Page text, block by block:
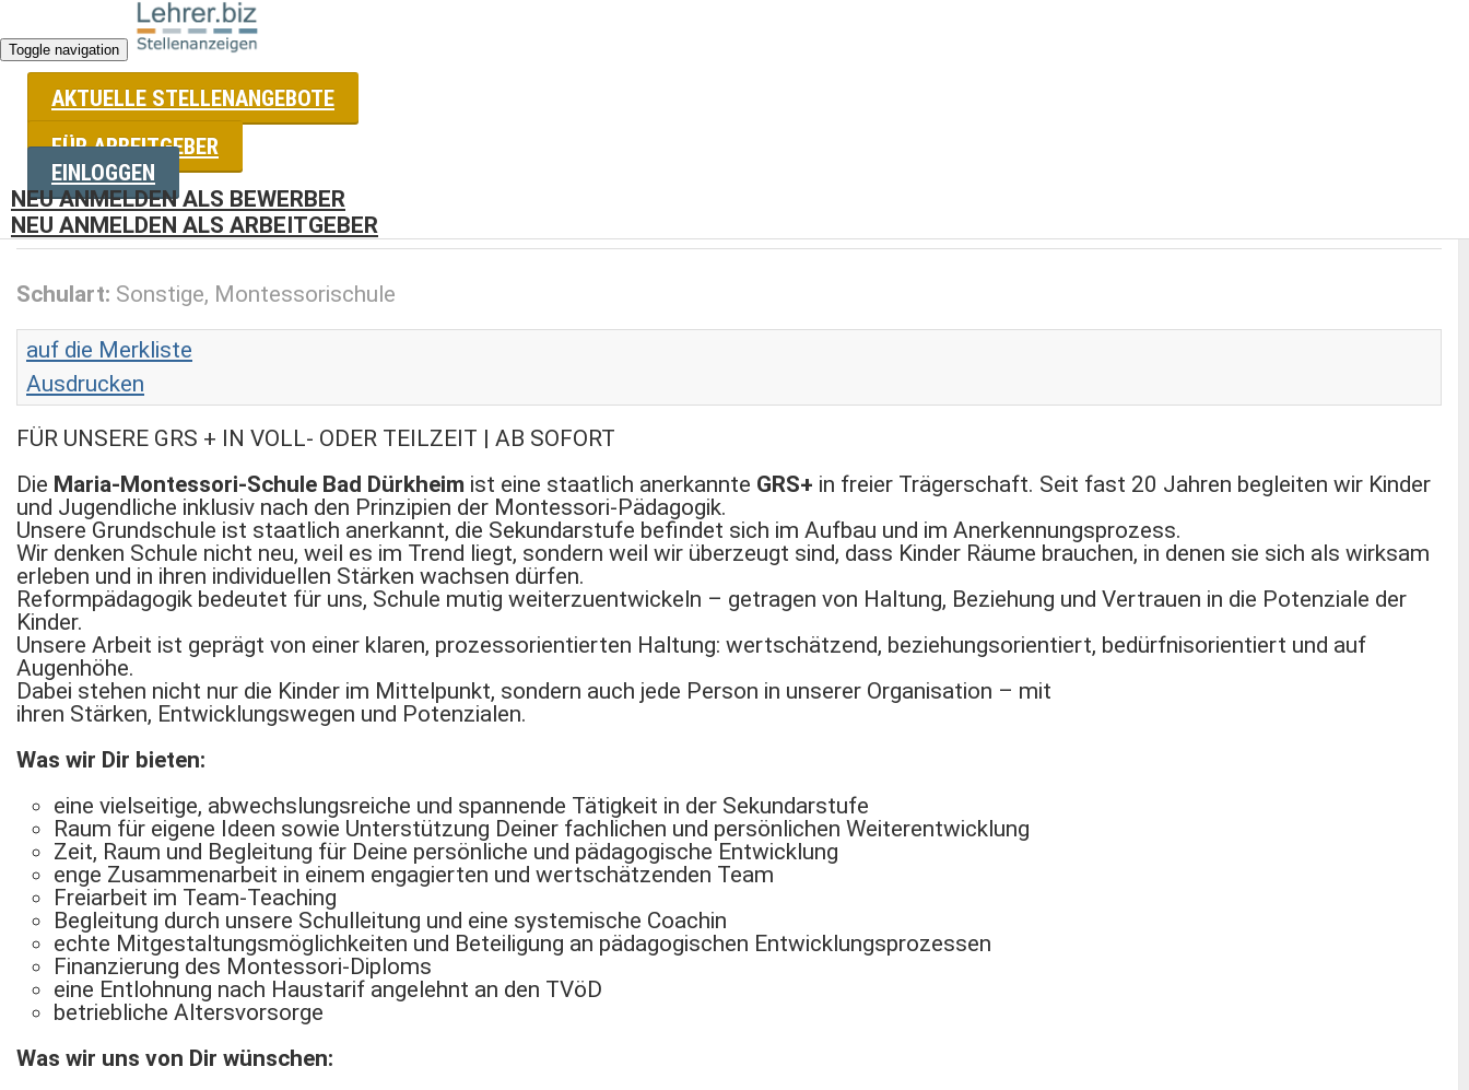
Toggle navigation
AKTUELLE STELLENANGEBOTE
FÜR ARBEITGEBER
EINLOGGEN
NEU ANMELDEN ALS BEWERBER
NEU ANMELDEN ALS ARBEITGEBER
Stellenangebote für Lehrer
Sekundarstufenlehrkraft (m/w/d) oder Förderschullehrkraft (m/w/d)
Schulart: Sonstige, Montessorischule
auf die Merkliste
Ausdrucken
FÜR UNSERE GRS + IN VOLL- ODER TEILZEIT | AB SOFORT
Die Maria-Montessori-Schule Bad Dürkheim ist eine staatlich anerkannte GRS+ in freier Trägerschaft. Seit fast 20 Jahren begleiten wir Kinder
und Jugendliche inklusiv nach den Prinzipien der Montessori-Pädagogik.
Unsere Grundschule ist staatlich anerkannt, die Sekundarstufe befindet sich im Aufbau und im Anerkennungsprozess.
Wir denken Schule nicht neu, weil es im Trend liegt, sondern weil wir überzeugt sind, dass Kinder Räume brauchen, in denen sie sich als wirksam
erleben und in ihren individuellen Stärken wachsen dürfen.
Reformpädagogik bedeutet für uns, Schule mutig weiterzuentwickeln – getragen von Haltung, Beziehung und Vertrauen in die Potenziale der
Kinder.
Unsere Arbeit ist geprägt von einer klaren, prozessorientierten Haltung: wertschätzend, beziehungsorientiert, bedürfnisorientiert und auf
Augenhöhe.
Dabei stehen nicht nur die Kinder im Mittelpunkt, sondern auch jede Person in unserer Organisation – mit
ihren Stärken, Entwicklungswegen und Potenzialen.
Was wir Dir bieten:
eine vielseitige, abwechslungsreiche und spannende Tätigkeit in der Sekundarstufe
Raum für eigene Ideen sowie Unterstützung Deiner fachlichen und persönlichen Weiterentwicklung
Zeit, Raum und Begleitung für Deine persönliche und pädagogische Entwicklung
enge Zusammenarbeit in einem engagierten und wertschätzenden Team
Freiarbeit im Team-Teaching
Begleitung durch unsere Schulleitung und eine systemische Coachin
echte Mitgestaltungsmöglichkeiten und Beteiligung an pädagogischen Entwicklungsprozessen
Finanzierung des Montessori-Diploms
eine Entlohnung nach Haustarif angelehnt an den TVöD
betriebliche Altersvorsorge
Was wir uns von Dir wünschen: